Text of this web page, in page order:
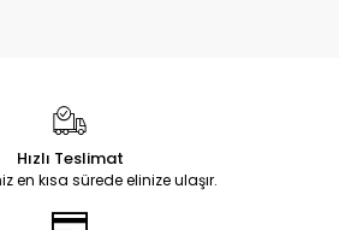
Hızlı Teslimat
en kısa sürede elinize ulaşır.